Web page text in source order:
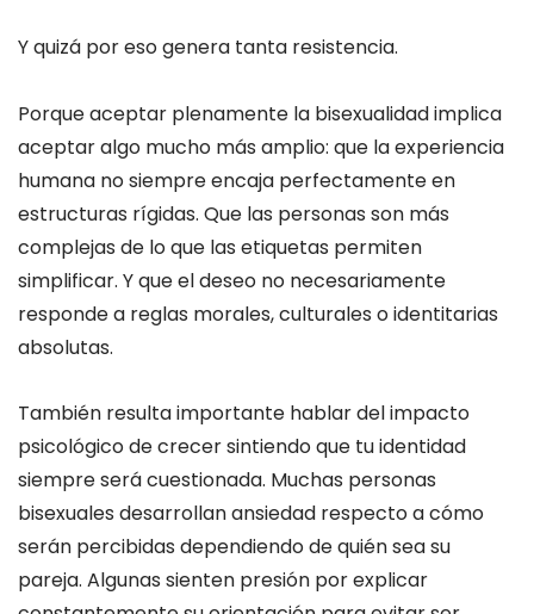
Y quizá por eso genera tanta resistencia.
Porque aceptar plenamente la bisexualidad implica
aceptar algo mucho más amplio: que la experiencia
humana no siempre encaja perfectamente en
estructuras rígidas. Que las personas son más
complejas de lo que las etiquetas permiten
simplificar. Y que el deseo no necesariamente
responde a reglas morales, culturales o identitarias
absolutas.
También resulta importante hablar del impacto
psicológico de crecer sintiendo que tu identidad
siempre será cuestionada. Muchas personas
bisexuales desarrollan ansiedad respecto a cómo
serán percibidas dependiendo de quién sea su
pareja. Algunas sienten presión por explicar